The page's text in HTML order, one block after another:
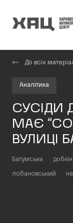
До всіх
Аналітика
СУСІДИ
МАЄ
ВУЛИЦІ
Батумська добкін
лобановський